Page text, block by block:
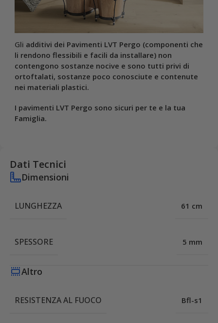
Gli additivi dei Pavimenti LVT Pergo (componenti che
li rendono flessibili e facili da installare) non
contengono sostanze nocive e sono tutti privi di
ortoftalati, sostanze poco conosciute e contenute
nei materiali plastici.
I pavimenti LVT Pergo sono sicuri per te e la tua
Famiglia.
Dati Tecnici
Dimensioni
LUNGHEZZA 61 cm
SPESSORE 5 mm
Altro
RESISTENZA AL FUOCO Bfl-s1